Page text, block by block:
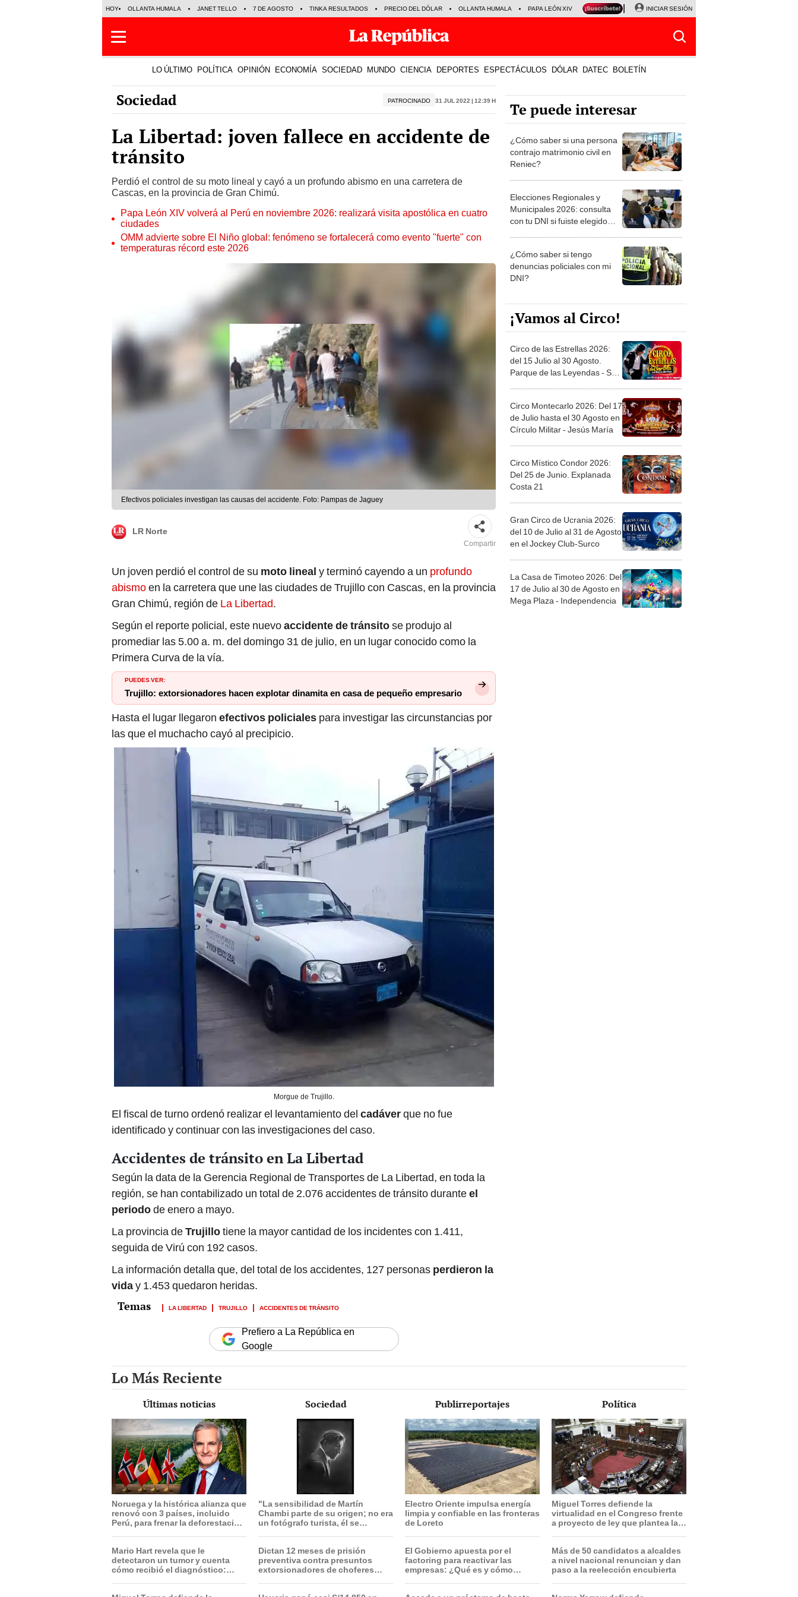
HOY OLLANTA HUMALA JANET TELLO 7 DE AGOSTO TINKA RESULTADOS PRECIO DEL DÓLAR OLLANTA HUMALA PAPA LEÓN XIV NALDY SALDAÑA LA BELLA LUZ
INICIAR SESIÓN
LO ÚLTIMO POLÍTICA OPINIÓN ECONOMÍA SOCIEDAD MUNDO CIENCIA DEPORTES ESPECTÁCULOS DÓLAR DATEC BOLETÍN
Sociedad PATROCINADO 31 Jul 2022 | 12:39 h
La Libertad: joven fallece en accidente de
tránsito
Perdió el control de su moto lineal y cayó a un profundo abismo en una carretera de
Cascas, en la provincia de Gran Chimú.
Papa León XIV volverá al Perú en noviembre 2026: realizará visita apostólica en cuatro
ciudades
OMM advierte sobre El Niño global: fenómeno se fortalecerá como evento "fuerte" con
temperaturas récord este 2026
Efectivos policiales investigan las causas del accidente. Foto: Pampas de Jaguey
LR Norte
Compartir
Un joven perdió el control de su moto lineal y terminó cayendo a un profundo
abismoen la carretera que une las ciudades de Trujillo con Cascas, en la provincia
Gran Chimú, región de La Libertad.
Según el reporte policial, este nuevoaccidente de tránsitose produjo al
promediar las 5.00 a. m. del domingo 31 de julio, en un lugar conocido como la
Primera Curva de la vía.
PUEDES VER:
Trujillo: extorsionadores hacen explotar dinamita en casa de pequeño empresario
Hasta el lugar llegaron efectivos policiales para investigar las circunstancias por
las que el muchacho cayó al precipicio.
Morgue de Trujillo.
El fiscal de turno ordenó realizar el levantamiento del cadáverque no fue
identificado y continuar con las investigaciones del caso.
Accidentes de tránsito en La Libertad
Según la data de la Gerencia Regional de Transportes de La Libertad, en toda la
región, se han contabilizado un total de 2.076 accidentes de tránsito duranteel
periodode enero a mayo.
La provincia deTrujillotiene la mayor cantidad de los incidentes con 1.411,
seguida de Virú con 192 casos.
La información detalla que, del total de los accidentes, 127 personas perdieron la
viday 1.453 quedaron heridas.
LA LIBERTAD TRUJILLO ACCIDENTES DE TRÁNSITO
Prefiero a La República en
Google
Te puede interesar
¿Cómo saber si una persona
contrajo matrimonio civil en
Reniec?
Elecciones Regionales y
Municipales 2026: consulta
con tu DNI si fuiste elegido
la ONPE
¿Cómo saber si tengo
denuncias policiales con mi
DNI?
¡Vamos al Circo!
Circo de las Estrellas 2026:
del 15 Julio al 30 Agosto.
Parque de las Leyendas - San
Circo Montecarlo 2026: Del 17
de Julio hasta el 30 Agosto en
Círculo Militar - Jesús María
Circo Místico Condor 2026:
Del 25 de Junio. Explanada
Costa 21
Gran Circo de Ucrania 2026:
del 10 de Julio al 31 de Agosto
en el Jockey Club-Surco
La Casa de Timoteo 2026: Del
17 de Julio al 30 de Agosto en
Mega Plaza - Independencia
Lo Más Reciente
Últimas noticias
Noruega y la histórica alianza que
renovó con 3 países, incluido
Perú, para frenar la deforestación
Mario Hart revela que le
detectaron un tumor y cuenta
cómo recibió el diagnóstico:
Sociedad
"La sensibilidad de Martín
Chambi parte de su origen; no era
un fotógrafo turista, él se
Dictan 12 meses de prisión
preventiva contra presuntos
extorsionadores de choferes
Publirreportajes
Electro Oriente impulsa energía
limpia y confiable en las fronteras
de Loreto
El Gobierno apuesta por el
factoring para reactivar las
empresas: ¿Qué es y cómo
Política
Miguel Torres defiende la
virtualidad en el Congreso frente
a proyecto de ley que plantea la
Más de 50 candidatos a alcaldes
a nivel nacional renuncian y dan
paso a la reelección encubierta